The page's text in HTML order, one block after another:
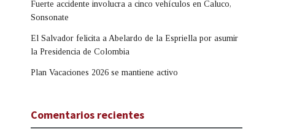
Fuerte accidente involucra a cinco vehículos en Caluco,
Sonsonate
El Salvador felicita a Abelardo de la Espriella por asumir
la Presidencia de Colombia
Plan Vacaciones 2026 se mantiene activo
Comentarios recientes